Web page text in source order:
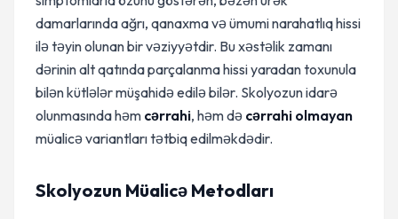
damarlarında ağrı, qanaxma və ümumi narahatlıq hissi
ilə təyin olunan bir vəziyyətdir. Bu xəstəlik zamanı
dərinin alt qatında parçalanma hissi yaradan toxunula
bilən kütlələr müşahidə edilə bilər. Skolyozun idarə
olunmasında həm cərrahi, həm də cərrahi olmayan
müalicə variantları tətbiq edilməkdədir.
Skolyozun Müalicə Metodları